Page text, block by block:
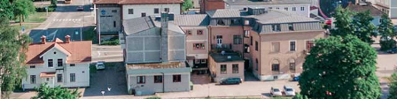
Sälja
Köpa